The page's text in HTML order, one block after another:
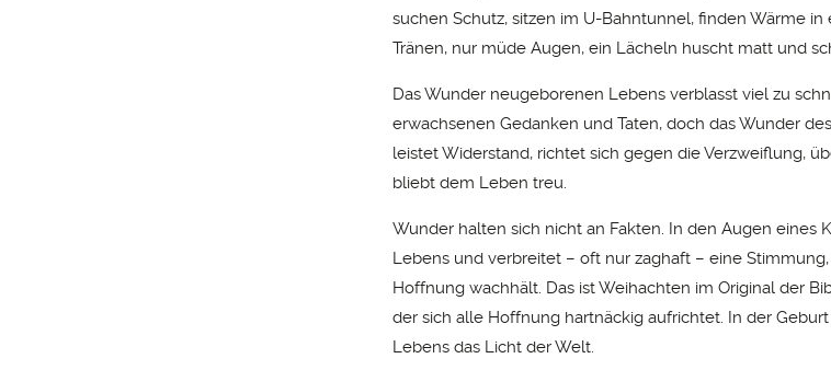
suchen Schutz, sitzen im U-Bahntunnel, finden Wärme
Tränen, nur müde Augen, ein Lächeln huscht matt und
Das Wunder neugeborenen Lebens verblasst viel zu
erwachsenen Gedanken und Taten, doch das Wunder
leistet Widerstand, richtet sich gegen die Verzweiflung,
bliebt dem Leben treu.
Wunder halten sich nicht an Fakten. In den Augen eines
Lebens und verbreitet – oft nur zaghaft – eine
Hoffnung wachhält. Das ist Weihachten im Original der
der sich alle Hoffnung hartnäckig aufrichtet. In der
Lebens das Licht der Welt.